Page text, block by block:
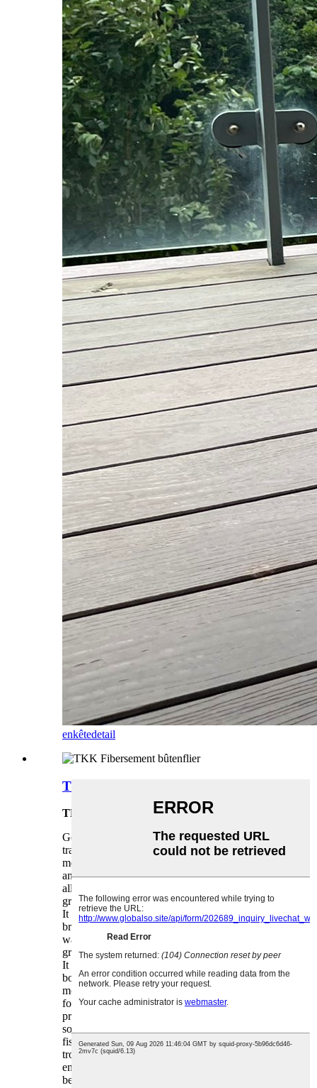
enkêtedetail
TKK Fibersement bûtenflier
TKK Fibersement bûtenflier
Goldenpower TKK-boerd brekt troch de
tradisjonele formule foar glêstriedsementboerd,
mei gebrûk fan heechweardige silikaat
anorganyske semintmaterialen, fyn kwartspoeier,
alle ymportearre plantlange fezels en oare
grûnstoffen, troch moderne produksjetechnology.
It hat de skaaimerken fan anorganysk materiaal
brânfeilich, wetterdicht, skimmelbestindich,
waarbestindich, anty-termyt, duorsum, oanpaste
grutte ensafuorthinne.
It fjirde generaasje TKK-
boerdplanksysteemprodukt kombinearret
moderne ûntwerpestetyk en de meast
foarútstribjende technology. It perfekte
produktsysteem en strange kwaliteitskontrôle
soargje foar de noflikste stapûnderfining en
fisuele tefredenheid fan 'e brûker. Troch
trochgeande ferbettering fan har eigen produkten
en it formulearjen fan tapassingsnormen kin it
bedriuw Goldenpower TKK-